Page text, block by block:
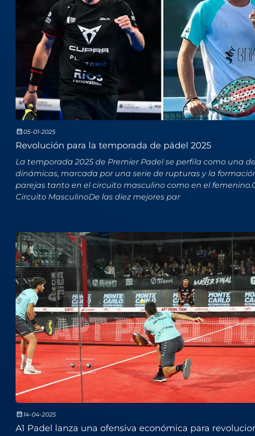
05-01-2025
Revolución para la temporada de pádel 2025
La temporada 2025 de Premier Padel se perfila como una
dinámicas, marcada por una serie de rupturas y la
parejas tanto en el circuito masculino como en el
Circuito MasculinoDe las diez mejores par
14-04-2025
A1 Padel lanza una ofensiva económica para